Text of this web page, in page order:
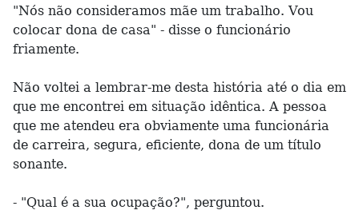
"Nós não consideramos mãe um trabalho. Vou
colocar dona de casa" - disse o funcionário
friamente.
Não voltei a lembrar-me desta história até o dia em
que me encontrei em situação idêntica. A pessoa
que me atendeu era obviamente uma funcionária
de carreira, segura, eficiente, dona de um título
sonante.
- "Qual é a sua ocupação?", perguntou.